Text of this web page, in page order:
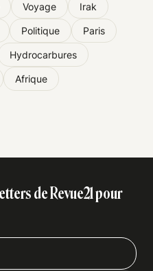
Voyage Irak
Politique Paris
Hydrocarbures
Afrique
de Revue21 pour